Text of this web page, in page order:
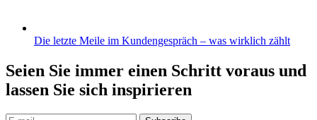
Die letzte Meile im Kundengespräch – was wirklich zählt
Seien Sie immer einen Schritt voraus und
lassen Sie sich inspirieren